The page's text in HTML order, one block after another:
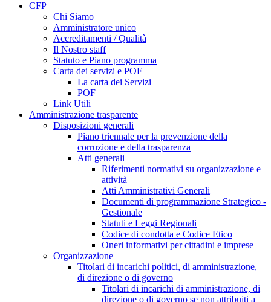
CFP
Chi Siamo
Amministratore unico
Accreditamenti / Qualità
Il Nostro staff
Statuto e Piano programma
Carta dei servizi e POF
La carta dei Servizi
POF
Link Utili
Amministrazione trasparente
Disposizioni generali
Piano triennale per la prevenzione della
corruzione e della trasparenza
Atti generali
Riferimenti normativi su organizzazione e
attività
Atti Amministrativi Generali
Documenti di programmazione Strategico -
Gestionale
Statuti e Leggi Regionali
Codice di condotta e Codice Etico
Oneri informativi per cittadini e imprese
Organizzazione
Titolari di incarichi politici, di amministrazione,
di direzione o di governo
Titolari di incarichi di amministrazione, di
direzione o di governo se non attribuiti a